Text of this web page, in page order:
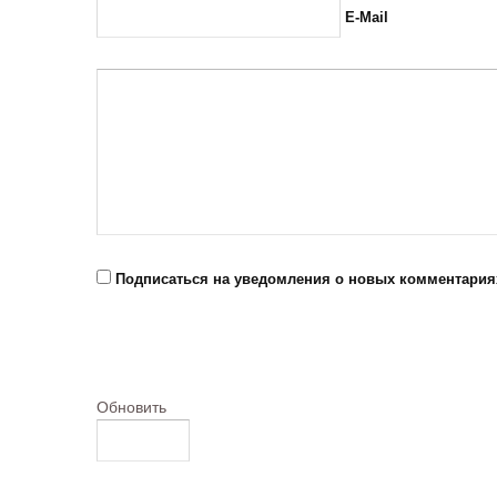
E-Mail
Подписаться на уведомления о новых
Обновить